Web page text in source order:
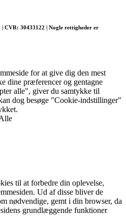
CVR: 30433122 | Nogle rettigheder er
for at give dig den mest
dine præferencer og gentagne
alle", giver du samtykke til
dog besøge "Cookie-indstillinger"
til at forbedre din oplevelse,
Ud af disse bliver de
nødvendige, gemt i din browser, da
grundlæggende funktioner